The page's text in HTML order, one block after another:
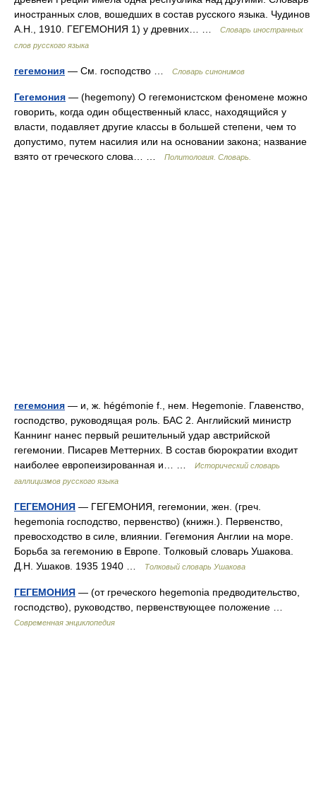
иностранных слов, вошедших в состав русского языка. Чудинов
А.Н., 1910. ГЕГЕМОНИЯ 1) у древних… …
Словарь иностранных
слов русского языка
гегемония — См. господство … Словарь синонимов
Гегемония — (hegemony) О гегемонистском феномене можно
говорить, когда один общественный класс, находящийся у
власти, подавляет другие классы в большей степени, чем то
допустимо, путем насилия или на основании закона; название
взято от греческого слова… …
Политология. Словарь.
гегемония — и, ж. hégémonie f., нем. Hegemonie. Главенство,
господство, руководящая роль. БАС 2. Английский министр
Каннинг нанес первый решительный удар австрийской
гегемонии. Писарев Меттерних. В состав бюрократии входит
наиболее европеизированная и… …
Исторический словарь
галлицизмов русского языка
ГЕГЕМОНИЯ — ГЕГЕМОНИЯ, гегемонии, жен. (греч.
hegemonia господство, первенство) (книжн.). Первенство,
превосходство в силе, влиянии. Гегемония Англии на море.
Борьба за гегемонию в Европе. Толковый словарь Ушакова.
Д.Н. Ушаков. 1935 1940 …
Толковый словарь Ушакова
ГЕГЕМОНИЯ — (от греческого hegemonia предводительство,
господство), руководство, первенствующее положение …
Современная энциклопедия